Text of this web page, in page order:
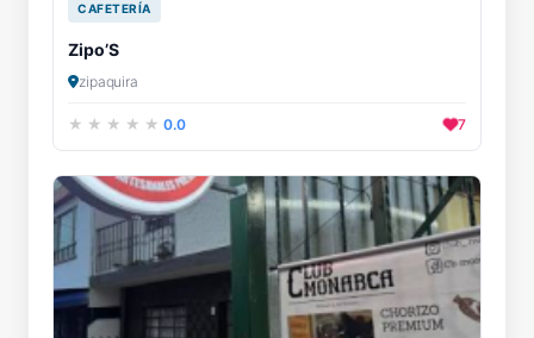
CAFETERÍA
Zipo’S
zipaquira
0.0 7